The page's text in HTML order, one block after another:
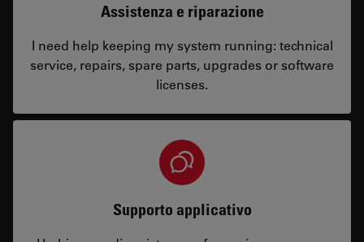
Assistenza e riparazione
I need help keeping my system running: technical
service, repairs, spare parts, upgrades or software
licenses.
Supporto applicativo